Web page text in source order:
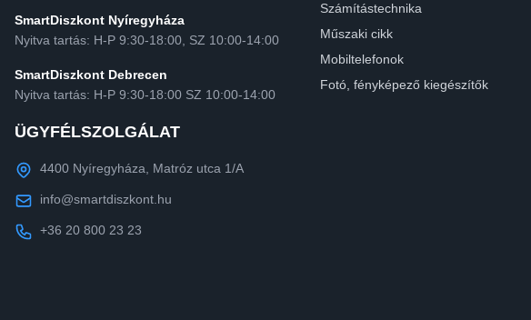
SmartDiszkont Nyíregyháza
Nyitva tartás: H-P 9:30-18:00, SZ 10:00-14:00
SmartDiszkont Debrecen
Nyitva tartás: H-P 9:30-18:00 SZ 10:00-14:00
ÜGYFÉLSZOLGÁLAT
4400 Nyíregyháza, Matróz utca 1/A
info@smartdiszkont.hu
+36 20 800 23 23
Számítástechnika
Műszaki cikk
Mobiltelefonok
Fotó, fényképező kiegészítők